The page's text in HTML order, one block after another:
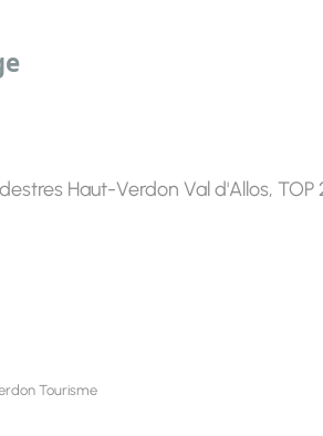
Haut-Verdon Val d'Allos, TOP
Tourisme